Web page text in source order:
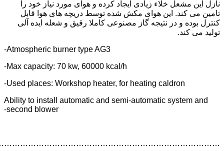
نازل این مشعل خلاء زیادی ایجاد کرده و هوای مورد نیاز خود را
تامین می کند. این هوای مکش شده توسط دریچه های هوا قابل
کنترل بوده و در نتیجه گاز مصنوعی کاملا رقیق و شعله ایده آلی
تولید می کند.
Atmospheric burner type AG3-
Max capacity: 70 kw, 60000 kcal/h-
Used places: Workshop heater, for heating caldron-
Ability to install automatic and semi-automatic system and
second blower-